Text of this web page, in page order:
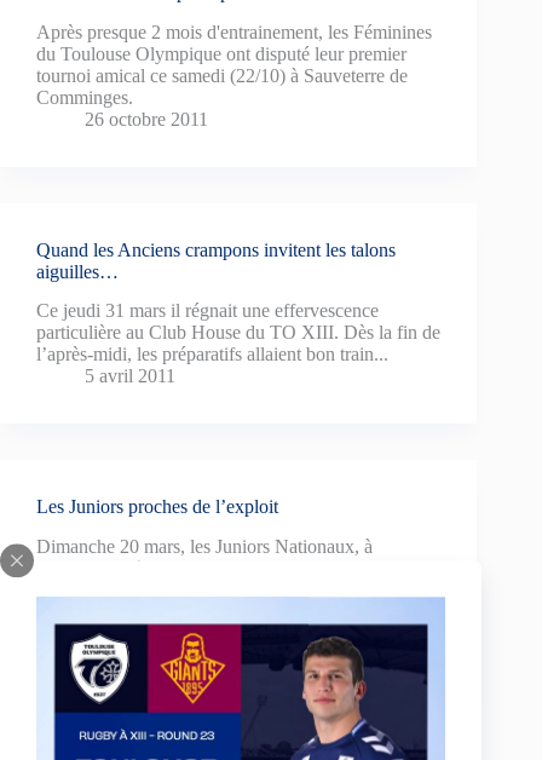
Après presque 2 mois d'entrainement, les Féminines
du Toulouse Olympique ont disputé leur premier
tournoi amical ce samedi (22/10) à Sauveterre de
Comminges.
26 octobre 2011
Quand les Anciens crampons invitent les talons
aiguilles…
Ce jeudi 31 mars il régnait une effervescence
particulière au Club House du TO XIII. Dès la fin de
l’après-midi, les préparatifs allaient bon train...
5 avril 2011
Les Juniors proches de l’exploit
Dimanche 20 mars, les Juniors Nationaux, à
domicile, après une excellente entame, s’effondrent
tête haute après une rencontre de belle…Facture !
23 mars 2011